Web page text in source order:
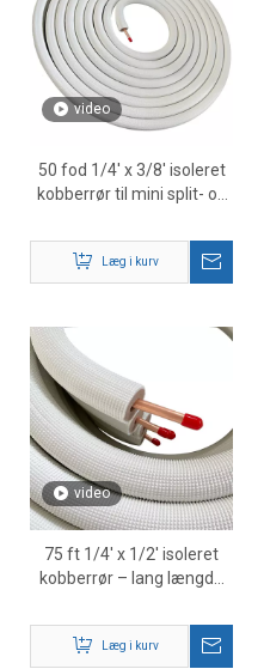
video
50 fod 1/4' x 3/8' isoleret
kobberrør til mini split- og
Læg i kurv
video
75 ft 1/4' x 1/2' isoleret
kobberrør – lang længde
Leverandør
Læg i kurv